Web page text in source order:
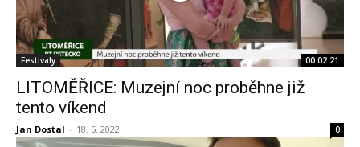
Festivaly 00:02:21
LITOMĚŘICE: Muzejní noc proběhne již
tento víkend
Jan Dostal - 18. 5. 2022 0